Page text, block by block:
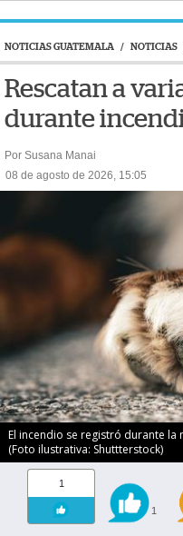
NOTICIAS GUATEMALA / NOTICIAS
Rescatan a
durante
Por Susana Manai
08 de agosto de 2026, 15:05
El incendio se registró durante la
(Foto ilustrativa: Shuttterstock)
1
1